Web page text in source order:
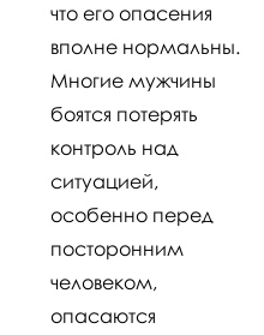
что его опасения
вполне нормальны.
Многие мужчины
боятся потерять
контроль над
ситуацией,
особенно перед
посторонним
человеком,
опасаются